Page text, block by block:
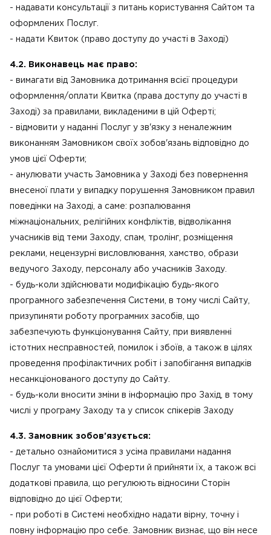
- надавати консультації з питань користування Сайтом та
оформлених Послуг.
- надати Квиток (право доступу до участі в Заході)
4.2. Виконавець має право:
- вимагати від Замовника дотримання всієї процедури
оформлення/оплати Квитка (права доступу до участі в
Заході) за правилами, викладеними в цій Оферті;
- відмовити у наданні Послуг у зв'язку з неналежним
виконанням Замовником своїх зобов'язань відповідно до
умов цієї Оферти;
- анулювати участь Замовника у Заході без повернення
внесеної плати у випадку порушення Замовником правил
поведінки на Заході, а саме: розпалювання
міжнаціональних, релігійних конфліктів, відволікання
учасників від теми Заходу, спам, тролінг, розміщення
реклами, нецензурні висловлювання, хамство, образи
ведучого Заходу, персоналу або учасників Заходу.
- будь-коли здійснювати модифікацію будь-якого
програмного забезпечення Системи, в тому числі Сайту,
призупиняти роботу програмних засобів, що
забезпечують функціонування Сайту, при виявленні
істотних несправностей, помилок і збоїв, а також в цілях
проведення профілактичних робіт і запобігання випадків
несанкціонованого доступу до Сайту.
- будь-коли вносити зміни в інформацію про Захід, в тому
числі у програму Заходу та у список спікерів Заходу
4.3. Замовник зобов'язується:
- детально ознайомитися з усіма правилами надання
Послуг та умовами цієї Оферти й прийняти їх, а також всі
додаткові правила, що регулюють відносини Сторін
відповідно до цієї Оферти;
- при роботі в Системі необхідно надати вірну, точну і
повну інформацію про себе. Замовник визнає, що він несе